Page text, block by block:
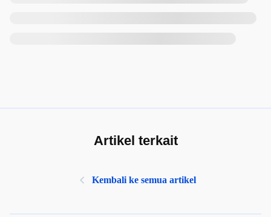
Artikel terkait
Kembali ke semua artikel